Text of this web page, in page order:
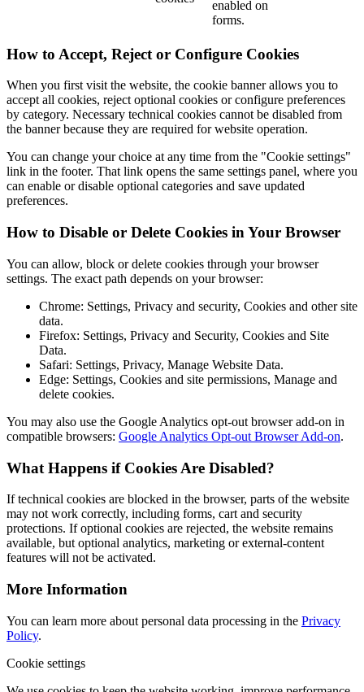
enabled on
forms.
How to Accept, Reject or Configure Cookies
When you first visit the website, the cookie banner allows you to
accept all cookies, reject optional cookies or configure preferences
by category. Necessary technical cookies cannot be disabled from
the banner because they are required for website operation.
You can change your choice at any time from the "Cookie settings"
link in the footer. That link opens the same settings panel, where you
can enable or disable optional categories and save updated
preferences.
How to Disable or Delete Cookies in Your Browser
You can allow, block or delete cookies through your browser
settings. The exact path depends on your browser:
Chrome: Settings, Privacy and security, Cookies and other site
data.
Firefox: Settings, Privacy and Security, Cookies and Site
Data.
Safari: Settings, Privacy, Manage Website Data.
Edge: Settings, Cookies and site permissions, Manage and
delete cookies.
You may also use the Google Analytics opt-out browser add-on in
compatible browsers: Google Analytics Opt-out Browser Add-on.
What Happens if Cookies Are Disabled?
If technical cookies are blocked in the browser, parts of the website
may not work correctly, including forms, cart and security
protections. If optional cookies are rejected, the website remains
available, but optional analytics, marketing or external-content
features will not be activated.
More Information
You can learn more about personal data processing in the Privacy
Policy.
Cookie settings